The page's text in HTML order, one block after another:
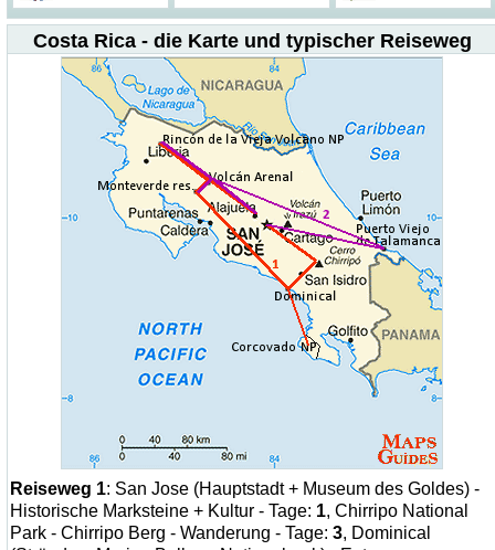
Costa Rica - die Karte und typischer Reiseweg
Reiseweg 1: San Jose (Hauptstadt + Museum des Goldes) -
Historische Marksteine + Kultur - Tage: 1, Chirripo National
Park - Chirripo Berg - Wanderung - Tage: 3, Dominical